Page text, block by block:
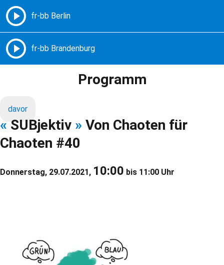
Freie Radios – Berlin Brandenburg
Programm
davor
« SUBjektiv » Von Chaoten für
Chaoten #40
Donnerstag, 29.07.2021, 10:00 bis 11:00 Uhr